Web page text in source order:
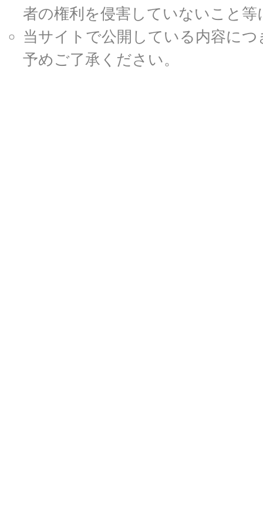
者の権利を侵害していないこと
当サイトで公開している内容に
予めご了承ください。